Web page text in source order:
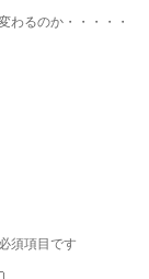
わるのか・・・・・
須項目です